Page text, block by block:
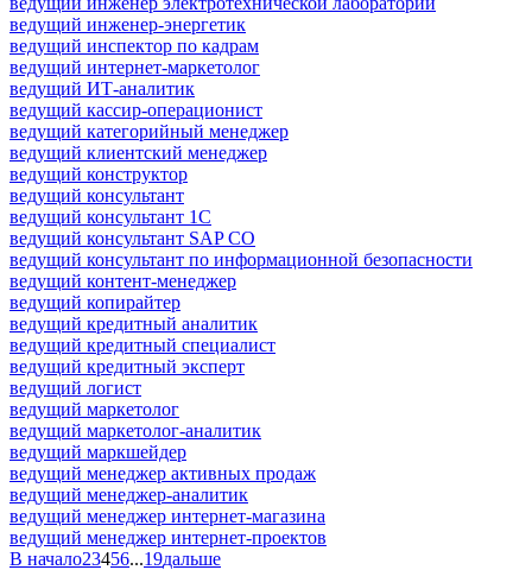
ведущий инженер-энергетик
ведущий инспектор по кадрам
ведущий интернет-маркетолог
ведущий ИТ-аналитик
ведущий кассир-операционист
ведущий категорийный менеджер
ведущий клиентский менеджер
ведущий конструктор
ведущий консультант
ведущий консультант 1С
ведущий консультант SAP CO
ведущий консультант по информационной безопасности
ведущий контент-менеджер
ведущий копирайтер
ведущий кредитный аналитик
ведущий кредитный специалист
ведущий кредитный эксперт
ведущий логист
ведущий маркетолог
ведущий маркетолог-аналитик
ведущий маркшейдер
ведущий менеджер активных продаж
ведущий менеджер-аналитик
ведущий менеджер интернет-магазина
ведущий менеджер интернет-проектов
В начало23456...19дальше